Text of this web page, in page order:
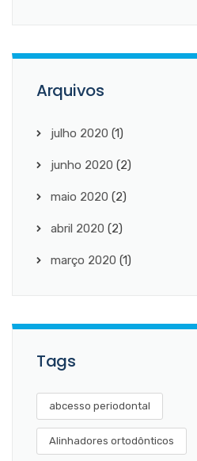
Arquivos
julho 2020 (1)
junho 2020 (2)
maio 2020 (2)
abril 2020 (2)
março 2020 (1)
Tags
abcesso periodontal
Alinhadores ortodônticos